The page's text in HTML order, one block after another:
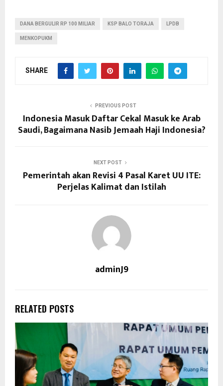
DANA BERGULIR RP 100 MILIAR KSP BALO TORAJA LPDB
MENKOPUKM
SHARE
PREVIOUS POST
Indonesia Masuk Daftar Cekal Masuk ke Arab
Saudi, Bagaimana Nasib Jemaah Haji Indonesia?
NEXT POST
Pemerintah akan Revisi 4 Pasal Karet UU ITE:
Perjelas Kalimat dan Istilah
adminJ9
RELATED POSTS